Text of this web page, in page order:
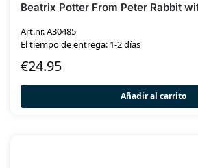
Beatrix Potter From Peter Rabbit
Art.nr. A30485
El tiempo de entrega: 1-2 días
€24.95
Añadir al carrito